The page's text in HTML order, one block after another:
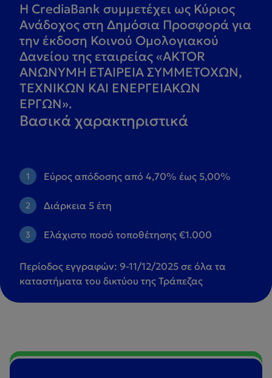
Η CrediaBank συμμετέχει ως Κύριος
Ανάδοχος στη Δημόσια Προσφορά για
την έκδοση Κοινού Ομολογιακού
Δανείου της εταιρείας «ΑΚTOR
ΑΝΩΝΥΜΗ ΕΤΑΙΡΕΙΑ ΣΥΜΜΕΤΟΧΩΝ,
ΤΕΧΝΙΚΩΝ ΚΑΙ ΕΝΕΡΓΕΙΑΚΩΝ
ΕΡΓΩΝ».
Βασικά χαρακτηριστικά
Εύρος απόδοσης από 4,70% έως 5,00%
Διάρκεια 5 έτη
Ελάχιστο ποσό τοποθέτησης €1.000
Περίοδος εγγραφών: 9-11/12/2025 σε όλα τα
καταστήματα του δικτύου της Τράπεζας